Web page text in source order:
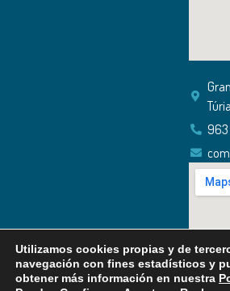
963
Utilizamos cookies propias y de
navegación con fines estadísticos y
obtener más información en nuestra